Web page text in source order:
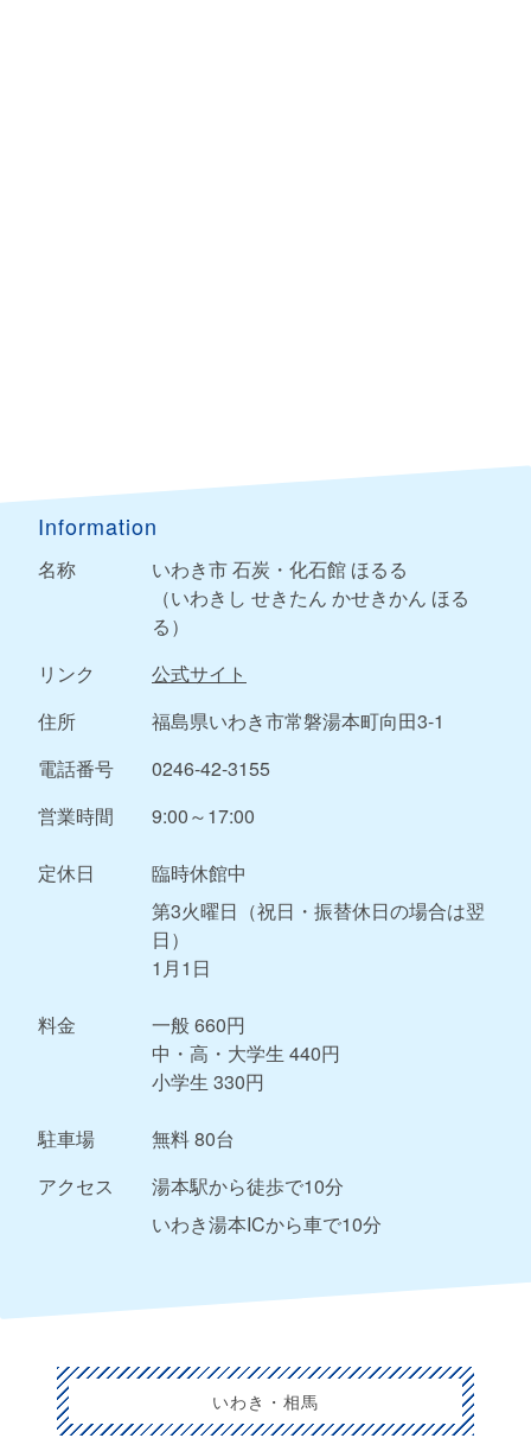
Information
名称
いわき市 石炭・化石館 ほるる
（いわきし せきたん かせきかん ほる
る）
リンク
公式サイト
住所
福島県いわき市常磐湯本町向田3-1
電話番号
0246-42-3155
営業時間
9:00～17:00
定休日
臨時休館中
第3火曜日（祝日・振替休日の場合は翌
日）
1月1日
料金
一般 660円
中・高・大学生 440円
小学生 330円
駐車場
無料 80台
アクセス
湯本駅から徒歩で10分
いわき湯本ICから車で10分
いわき・相馬